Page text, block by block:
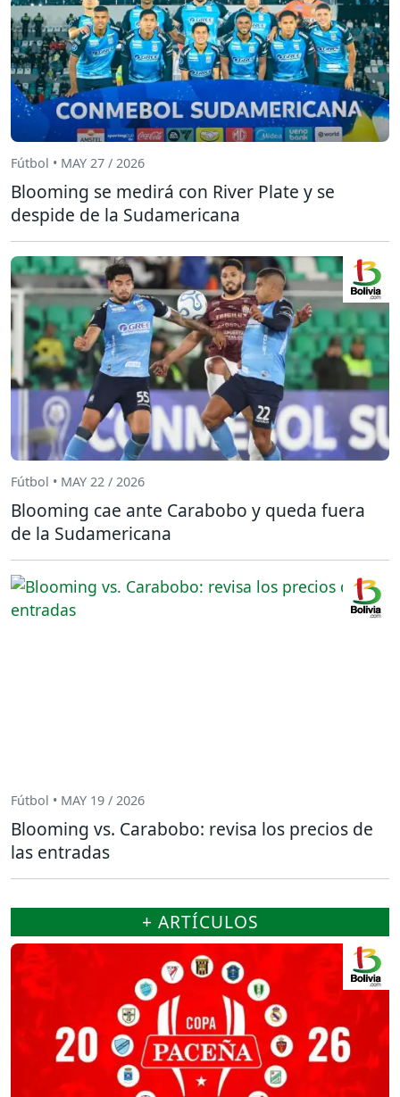
Fútbol • MAY 27 / 2026
Blooming se medirá con River Plate y se
despide de la Sudamericana
Fútbol • MAY 22 / 2026
Blooming cae ante Carabobo y queda fuera
de la Sudamericana
Fútbol • MAY 19 / 2026
Blooming vs. Carabobo: revisa los precios de
las entradas
+ ARTÍCULOS